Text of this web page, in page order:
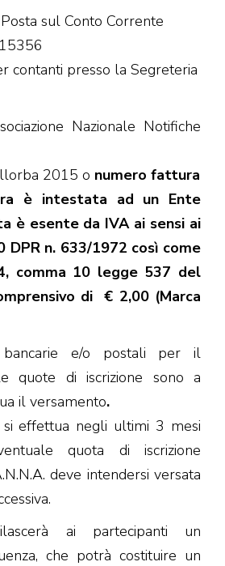
sul Conto Corrente
contanti presso la Segreteria
Nazionale Notifiche
2015 o numero fattura
è intestata ad un Ente
è esente da IVA ai sensi ai
DPR n. 633/1972 così come
comma 10 legge 537 del
di € 2,00 (Marca
e/o postali per il
quote di iscrizione sono a
il versamento.
effettua negli ultimi 3 mesi
quota di iscrizione
deve intendersi versata
rilascerà ai partecipanti un
che potrà costituire un